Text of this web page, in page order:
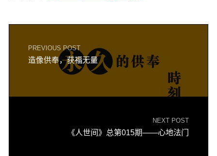
PREVIOUS POST
造像供奉，获福无量
NEXT POST
《人世间》总第015期——心地法门